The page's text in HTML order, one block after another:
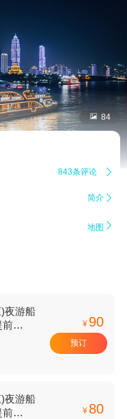
 84
843条评论 
简介 
地图 
夜游船
前
¥ 90
预订
夜游船
前
¥ 80